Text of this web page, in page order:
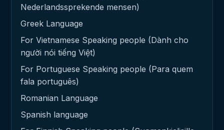
Nederlandssprekende mensen)
Greek Language
For Vietnamese Speaking people (Dành cho
người nói tiếng Việt)
For Portuguese Speaking people (Para quem
fala português)
Romanian Language
Spanish language